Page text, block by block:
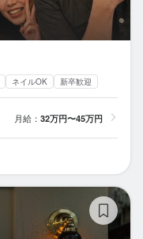
ネイルOK 新卒歓迎
月給： 32万円〜45万円